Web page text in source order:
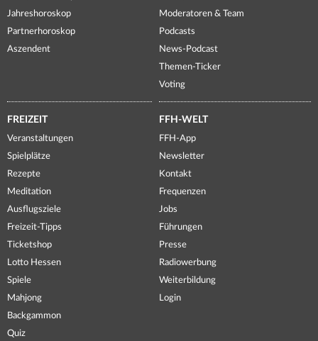
Jahreshoroskop
Partnerhoroskop
Aszendent
Moderatoren & Team
Podcasts
News-Podcast
Themen-Ticker
Voting
FREIZEIT
Veranstaltungen
Spielplätze
Rezepte
Meditation
Ausflugsziele
Freizeit-Tipps
Ticketshop
Lotto Hessen
Spiele
Mahjong
Backgammon
Quiz
FFH-WELT
FFH-App
Newsletter
Kontakt
Frequenzen
Jobs
Führungen
Presse
Radiowerbung
Weiterbildung
Login